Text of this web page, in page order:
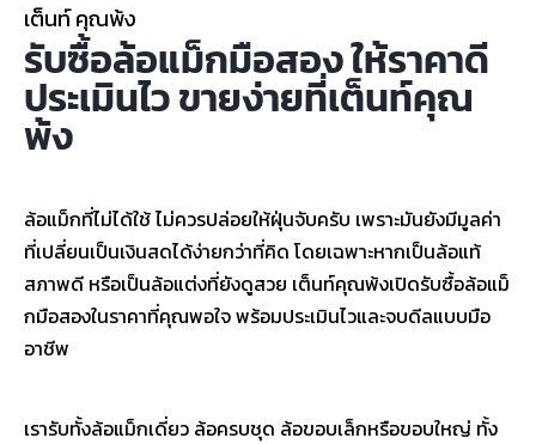
เต็นท์ คุณพ้ง
รับซื้อล้อแม็กมือสอง ให้ราคาดี
ประเมินไว ขายง่ายที่เต็นท์คุณ
พ้ง
ล้อแม็กที่ไม่ได้ใช้ ไม่ควรปล่อยให้ฝุ่นจับครับ เพราะมันยังมีมูลค่า
ที่เปลี่ยนเป็นเงินสดได้ง่ายกว่าที่คิด โดยเฉพาะหากเป็นล้อแท้
สภาพดี หรือเป็นล้อแต่งที่ยังดูสวย เต็นท์คุณพ้งเปิดรับซื้อล้อแม็
กมือสองในราคาที่คุณพอใจ พร้อมประเมินไวและจบดีลแบบมือ
อาชีพ
เรารับทั้งล้อแม็กเดี่ยว ล้อครบชุด ล้อขอบเล็กหรือขอบใหญ่ ทั้ง